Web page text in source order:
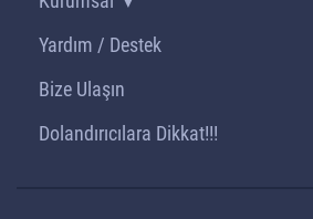
Yardım / Destek
Bize Ulaşın
Dolandırıcılara Dikkat!!!